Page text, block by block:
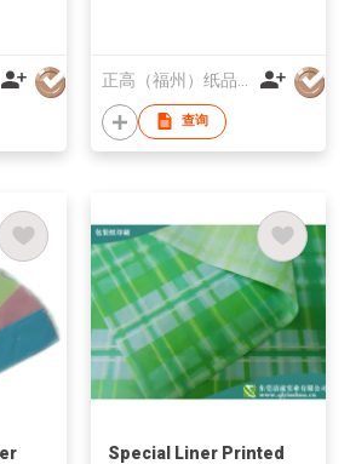
查询
Special Liner Printed